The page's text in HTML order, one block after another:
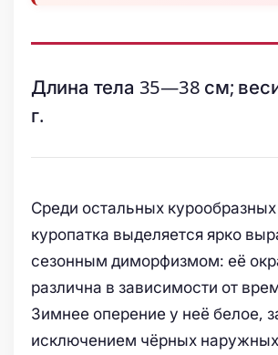
Длина тела 35—38 см;
г.
Среди остальных
куропатка выделяется ярко
сезонным диморфизмом: её
различна в зависимости от
Зимнее оперение у неё белое,
исключением чёрных